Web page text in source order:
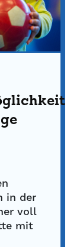
in der
voll
mit